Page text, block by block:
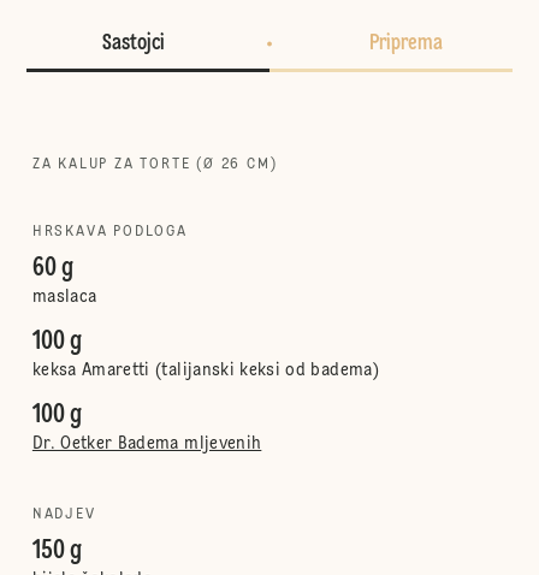
Sastojci Priprema
ZA KALUP ZA TORTE (Ø 26 CM)
HRSKAVA PODLOGA
60 g
maslaca
100 g
keksa Amaretti (talijanski keksi od badema)
100 g
Dr. Oetker Badema mljevenih
NADJEV
150 g